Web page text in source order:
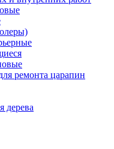
ремонта царапин
дерева